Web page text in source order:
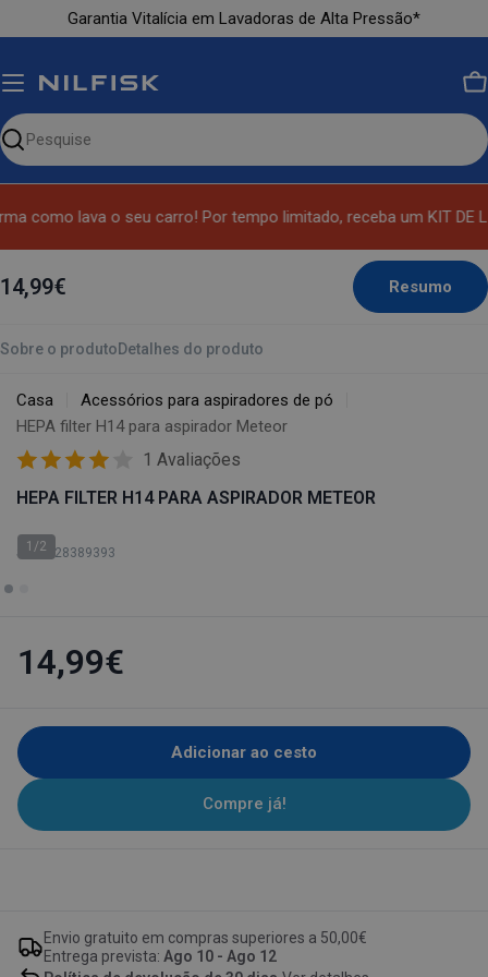
para
conteúdo
Garantia Vitalícia em Lavadoras de Alta Pressão*
Pesquise
como lava o seu carro! Por tempo limitado, receba um KIT DE
14,99€ Resumo
Sobre o produto Detalhes do produto
Casa
Acessórios para aspiradores de pó
HEPA filter H14 para aspirador Meteor
1 Avaliações
HEPA FILTER H14 PARA ASPIRADOR METEOR
SKU: 128389393
1/2
14,99€
Adicionar ao cesto
Compre já!
Envio gratuito em compras superiores a 50,00€
Entrega prevista: Ago 10 - Ago 12